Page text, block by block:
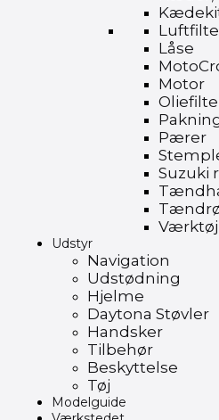
Låse
Motor
Pærer
Suzuki
Værktøj
Udstyr
Navigation
Udstødning
Hjelme
Daytona Støvler
Handsker
Tilbehør
Beskyttelse
Tøj
Modelguide